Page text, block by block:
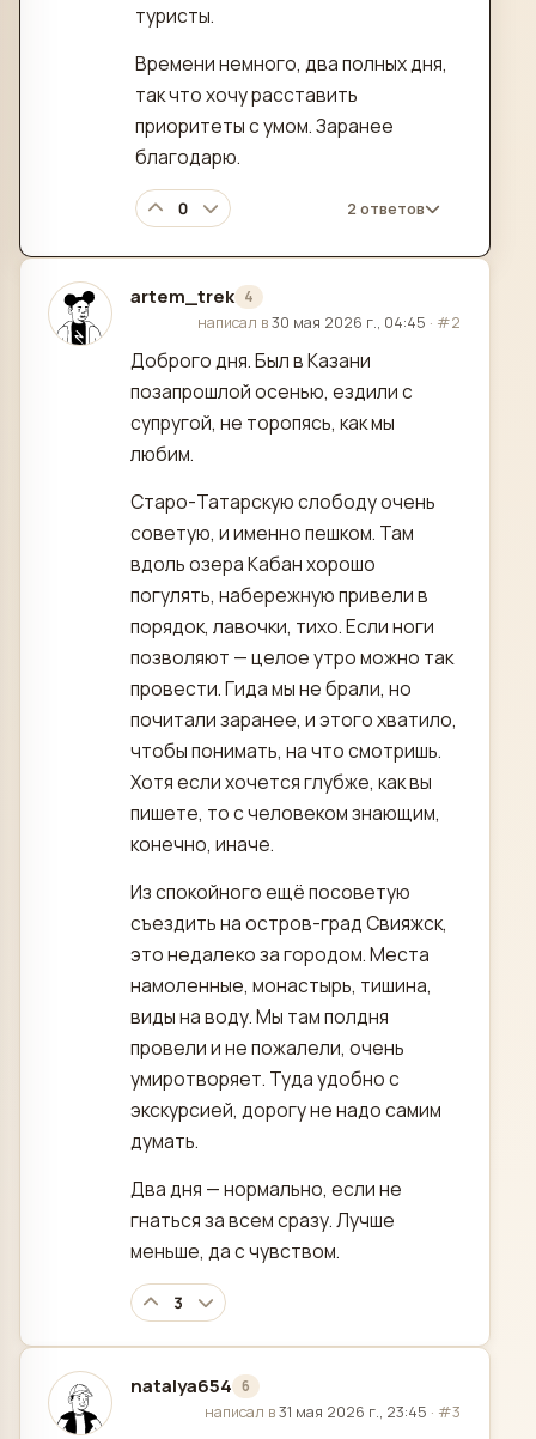
туристы.
Времени немного, два полных дня,
так что хочу расставить
приоритеты с умом. Заранее
благодарю.
0 2 ответов
artem_trek 4
отредактировано
написал в30 мая 2026 г., 04:45 · #2
Доброго дня. Был в Казани
позапрошлой осенью, ездили с
супругой, не торопясь, как мы
любим.
Старо-Татарскую слободу очень
советую, и именно пешком. Там
вдоль озера Кабан хорошо
погулять, набережную привели в
порядок, лавочки, тихо. Если ноги
позволяют — целое утро можно так
провести. Гида мы не брали, но
почитали заранее, и этого хватило,
чтобы понимать, на что смотришь.
Хотя если хочется глубже, как вы
пишете, то с человеком знающим,
конечно, иначе.
Из спокойного ещё посоветую
съездить на остров-град Свияжск,
это недалеко за городом. Места
намоленные, монастырь, тишина,
виды на воду. Мы там полдня
провели и не пожалели, очень
умиротворяет. Туда удобно с
экскурсией, дорогу не надо самим
думать.
Два дня — нормально, если не
гнаться за всем сразу. Лучше
меньше, да с чувством.
3
natalya654 6
отредактировано
написал в31 мая 2026 г., 23:45 · #3